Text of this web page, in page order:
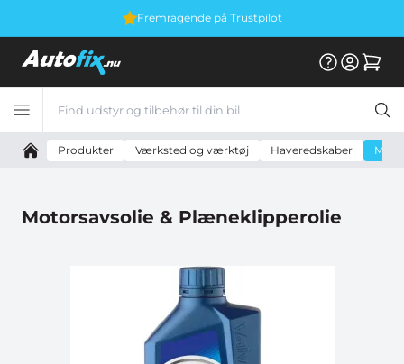
Fremragende på Trustpilot
Produkter Værksted og værktøj Haveredskaber
Motorsavsolie & Plæneklipperolie